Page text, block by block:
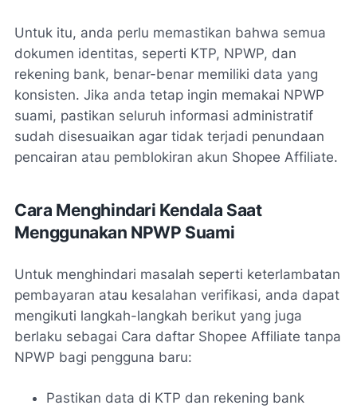
Untuk itu, anda perlu memastikan bahwa semua
dokumen identitas, seperti KTP, NPWP, dan
rekening bank, benar-benar memiliki data yang
konsisten. Jika anda tetap ingin memakai NPWP
suami, pastikan seluruh informasi administratif
sudah disesuaikan agar tidak terjadi penundaan
pencairan atau pemblokiran akun Shopee Affiliate.
Cara Menghindari Kendala Saat
Menggunakan NPWP Suami
Untuk menghindari masalah seperti keterlambatan
pembayaran atau kesalahan verifikasi, anda dapat
mengikuti langkah-langkah berikut yang juga
berlaku sebagai Cara daftar Shopee Affiliate tanpa
NPWP bagi pengguna baru:
Pastikan data di KTP dan rekening bank